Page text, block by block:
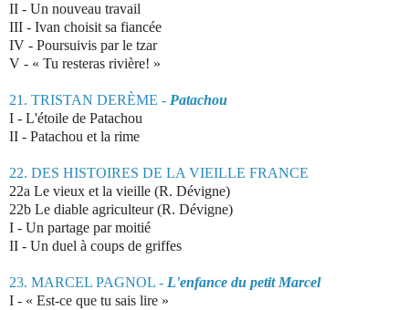
II - Un nouveau travail
III - Ivan choisit sa fiancée
IV - Poursuivis par le tzar
V - « Tu resteras rivière! »
21. TRISTAN DERÈME - Patachou
I - L'étoile de Patachou
II - Patachou et la rime
22. DES HISTOIRES DE LA VIEILLE FRANCE
22a Le vieux et la vieille (R. Dévigne)
22b Le diable agriculteur(R. Dévigne)
I - Un partage par moitié
II - Un duel à coups de griffes
23. MARCEL PAGNOL - L'enfance du petit Marcel
I - « Est-ce que tu sais lire »